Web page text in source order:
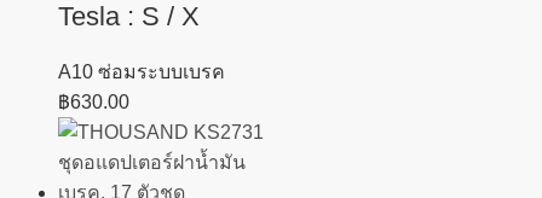
Tesla : S / X
A10 ซ่อมระบบเบรค
฿630.00